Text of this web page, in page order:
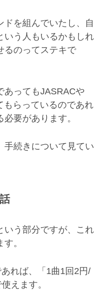
ドを組んでいたし、自
いう人もいるかもしれ
るのってステキで
あってもJASRACや
もらっているのであれ
要があります。
手続きについて見てい
いう部分ですが、これ
。
れば、「 1曲1 回 2 円/
えます。